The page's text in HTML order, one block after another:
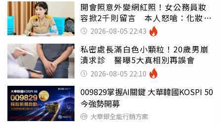
開會照意外變網紅照！女公務員妝
容掀2千則留言 本人怒嗆：化妝有
錯嗎2026-08-05 22:43
私密處長滿白色小顆粒！20歲男崩
潰求診 醫曝5大真相別再誤會
2026-08-05 22:10
009829掌握AI關鍵 大華韓國KOSPI 50
今強勢開募
大華銀全能行銷方案